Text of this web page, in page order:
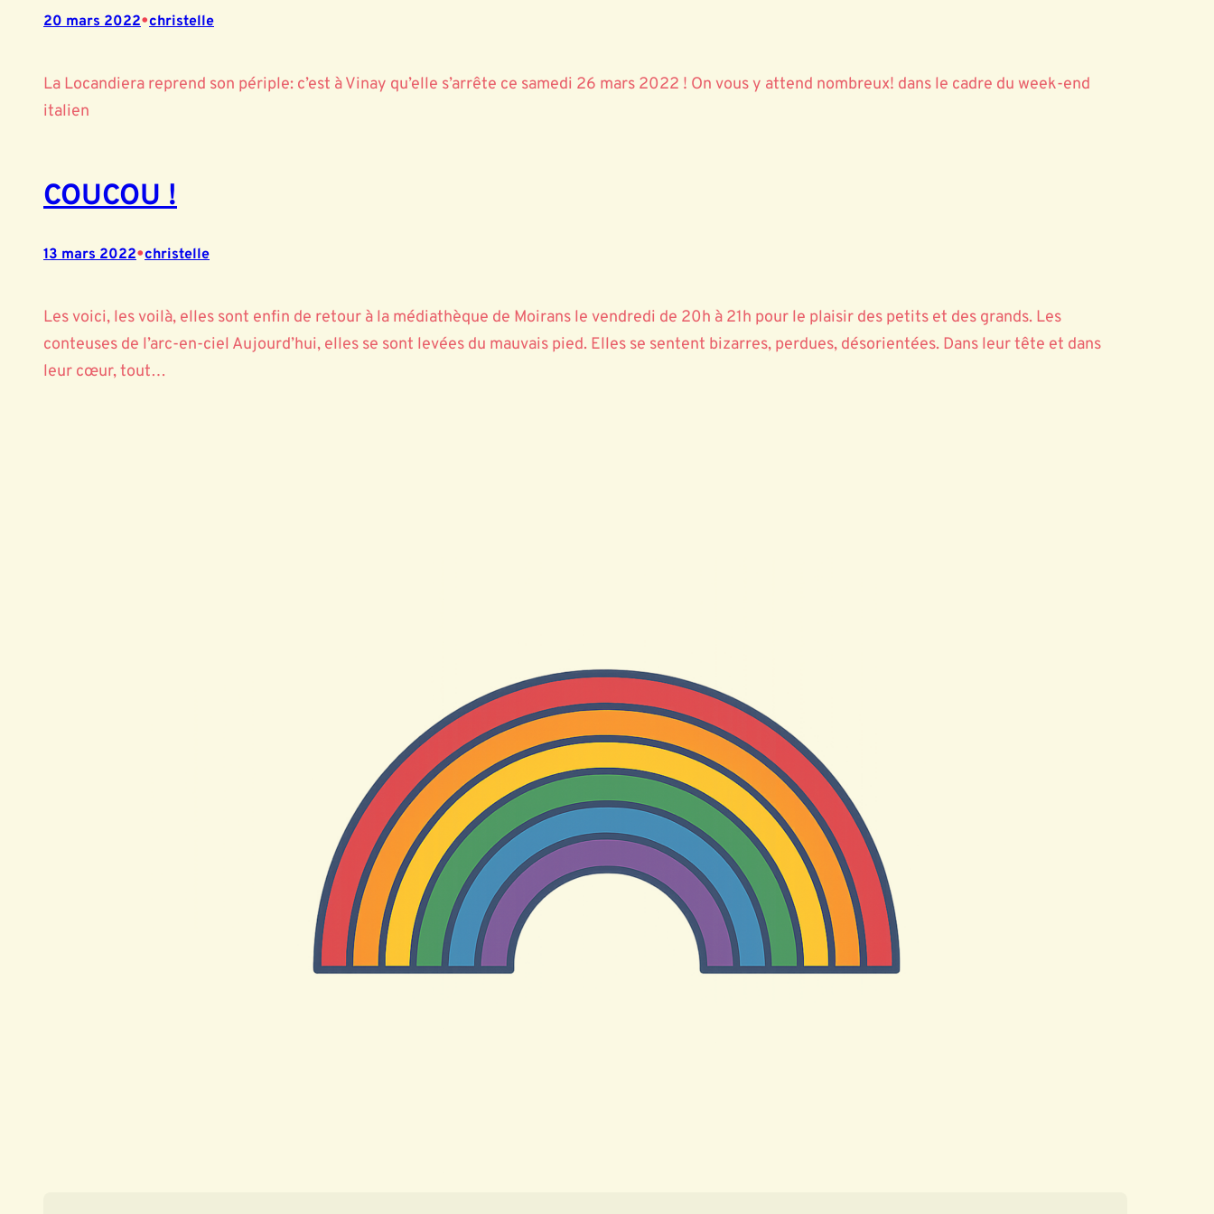
20 mars 2022•christelle
La Locandiera reprend son périple: c’est à Vinay qu’elle s’arrête ce samedi 26 mars 2022 ! On vous y attend nombreux! dans le cadre du week-end
italien
COUCOU !
13 mars 2022•christelle
Les voici, les voilà, elles sont enfin de retour à la médiathèque de Moirans le vendredi de 20h à 21h pour le plaisir des petits et des grands. Les
conteuses de l’arc-en-ciel Aujourd’hui, elles se sont levées du mauvais pied. Elles se sentent bizarres, perdues, désorientées. Dans leur tête et dans
leur cœur, tout…